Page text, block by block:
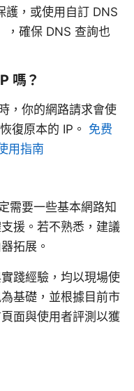
護，或使用自訂 DNS
，確保 DNS 查詢也
嗎？
，你的網路請求會使
復原本的 IP。 免费
用指南
需要一些基本網路知
援。若不熟悉，建議
拓展。
踐經驗，均以現場使
基礎，並根據目前市
面與使用者評測以獲